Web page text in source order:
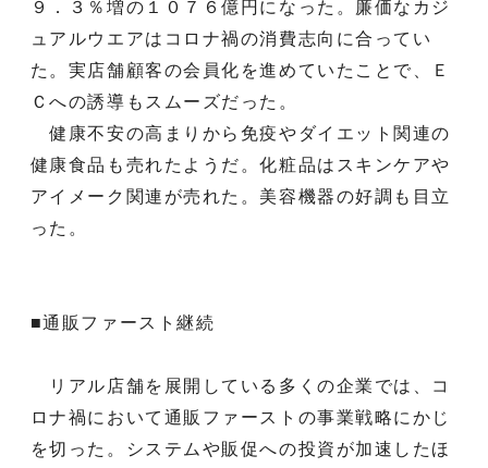
９．３％増の１０７６億円になった。廉価なカジ
ュアルウエアはコロナ禍の消費志向に合ってい
た。実店舗顧客の会員化を進めていたことで、Ｅ
Ｃへの誘導もスムーズだった。
健康不安の高まりから免疫やダイエット関連の
健康食品も売れたようだ。化粧品はスキンケアや
アイメーク関連が売れた。美容機器の好調も目立
った。
■通販ファースト継続
リアル店舗を展開している多くの企業では、コ
ロナ禍において通販ファーストの事業戦略にかじ
を切った。システムや販促への投資が加速したほ